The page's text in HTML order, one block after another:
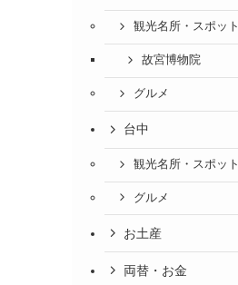
観光名所・スポット
故宮博物院
グルメ
台中
観光名所・スポット
グルメ
お土産
両替・お金